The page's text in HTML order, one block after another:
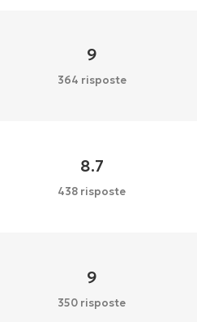
9
364 risposte
8.7
438 risposte
9
350 risposte